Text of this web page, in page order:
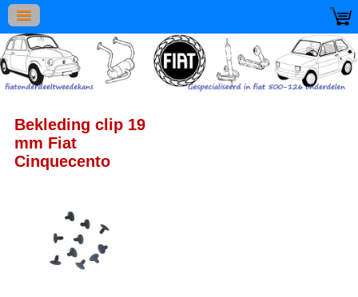
Bekleding clip 19
mm Fiat
Cinquecento